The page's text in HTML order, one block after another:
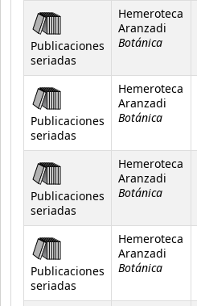
Publicaciones
seriadas
Hemeroteca
Aranzadi
Botánica
Publicaciones
seriadas
Hemeroteca
Aranzadi
Botánica
Publicaciones
seriadas
Hemeroteca
Aranzadi
Botánica
Publicaciones
seriadas
Hemeroteca
Aranzadi
Botánica